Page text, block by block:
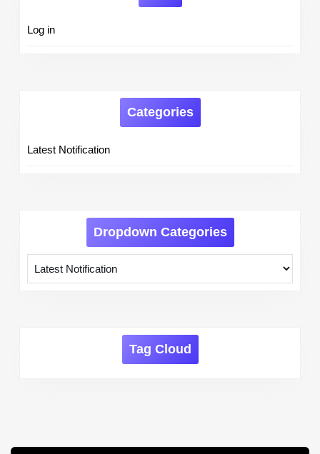
Log in
Categories
Latest Notification
Dropdown Categories
Tag Cloud